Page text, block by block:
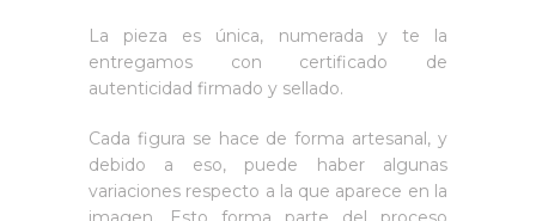
La pieza es única, numerada y te la
entregamos con certificado de
autenticidad firmado y sellado.
Cada figura se hace de forma artesanal, y
debido a eso, puede haber algunas
variaciones respecto a la que aparece en la